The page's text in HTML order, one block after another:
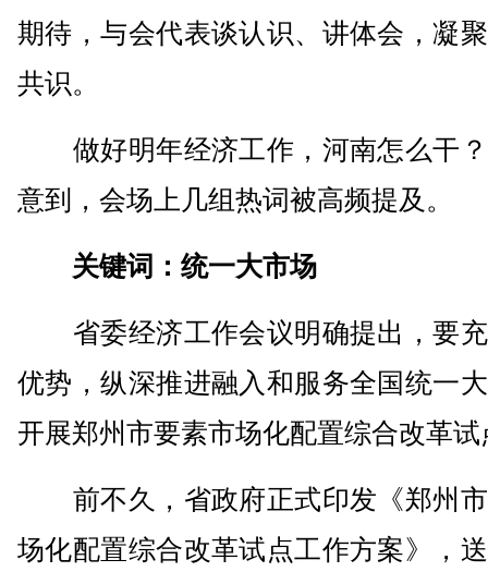
期待，与会代表谈认识、讲体会，凝
共识。
做好明年经济工作，河南怎么干
意到，会场上几组热词被高频提及。
关键词：统一大市场
省委经济工作会议明确提出，要
优势，纵深推进融入和服务全国统一
开展郑州市要素市场化配置综合改革试
前不久，省政府正式印发《郑州
场化配置综合改革试点工作方案》，